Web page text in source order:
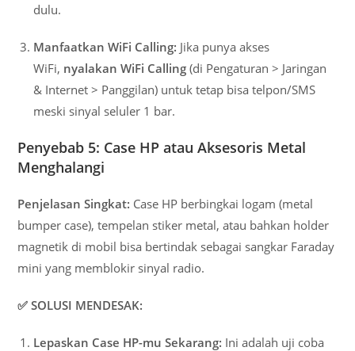
dulu.
Manfaatkan WiFi Calling: Jika punya akses
WiFi, nyalakan WiFi Calling (di Pengaturan > Jaringan
& Internet > Panggilan) untuk tetap bisa telpon/SMS
meski sinyal seluler 1 bar.
Penyebab 5: Case HP atau Aksesoris Metal
Menghalangi
Penjelasan Singkat: Case HP berbingkai logam (metal
bumper case), tempelan stiker metal, atau bahkan holder
magnetik di mobil bisa bertindak sebagai sangkar Faraday
mini yang memblokir sinyal radio.
✅ SOLUSI MENDESAK:
Lepaskan Case HP-mu Sekarang: Ini adalah uji coba